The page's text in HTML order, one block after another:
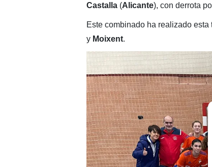
Castalla(Alicante), con derrota
Este combinado ha realizado
y Moixent.